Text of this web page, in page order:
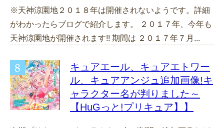
※天神涼園地２０１８年は開催されないようです。詳細
がわかったらブログで紹介します。 ２０１７年、今年も
天神涼園地が開催されます!! 期間は ２０１７年７月...
キュアエール、キュアエトワー
ル、キュアアンジュ追加画像!キ
ャラクター名が判りました～
【HuGっと!プリキュア】】